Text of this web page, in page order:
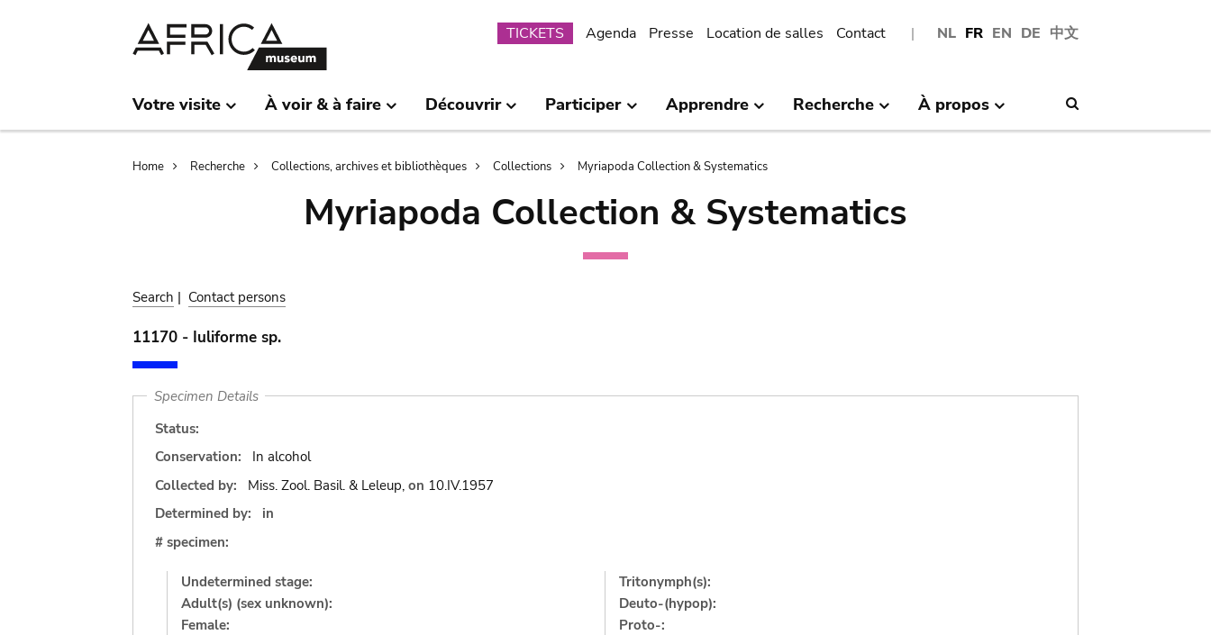
NL FR EN DE 中文
Submenu
TICKETS Agenda Presse Location de salles Contact
Votre visite À voir & à faire Découvrir Participer Apprendre Recherche À propos
Breadcrumb
Home Recherche Collections, archives et bibliothèques Collections Myriapoda Collection & Systematics
Myriapoda Collection & Systematics
Search | Contact persons
11170 - Iuliforme sp.
Specimen Details
Status:
Conservation:
In alcohol
Collected by:
Miss. Zool. Basil. & Leleup, on 10.IV.1957
Determined by:
in
# specimen:
Undetermined stage:
Adult(s) (sex unknown):
Female:
Tritonymph(s):
Deuto-(hypop):
Proto-: